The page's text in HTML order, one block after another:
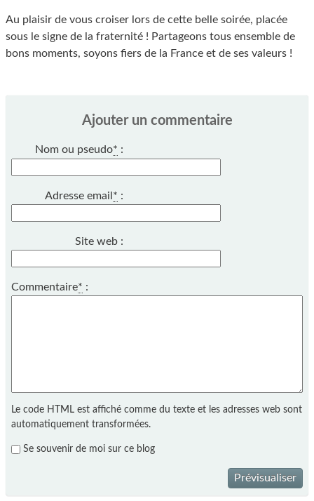
Au plaisir de vous croiser lors de cette belle soirée, placée
sous le signe de la fraternité ! Partageons tous ensemble de
bons moments, soyons fiers de la France et de ses valeurs !
Ajouter un commentaire
Nom ou pseudo* :
Adresse email* :
Site web :
Commentaire* :
Le code HTML est affiché comme du texte et les adresses web sont
automatiquement transformées.
Se souvenir de moi sur ce blog
Prévisualiser